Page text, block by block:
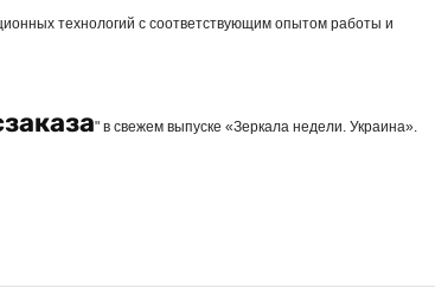
технологий с соответствующим опытом работы и
" в свежем выпуске «Зеркала недели. Украина».